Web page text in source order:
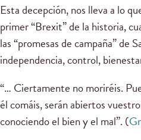
Esta decepción, nos lleva a lo
primer “Brexit” de la historia,
las “promesas de campaña” de
independencia, control,
“… Ciertamente no moriréis.
él comáis, serán abiertos
conociendo el bien y el mal”. (